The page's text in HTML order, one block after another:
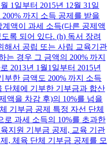
1일부터 2015년 12월 31일
까지 소득 공제를 받을
액이 과세 소득(다른 공제액
록 되어 있다. (h) 독서 장려
해서 공립 또는 사립 교육기관
는 경우 그 금액의 200% 까지
2013년 1월1일부터 2015년
부한 금액도 200% 까지 소득
단체에 기부한 기부금과 합산
액을 차감 후)의 10%를 넘을
기부금 공제 특정 자선 단체
로 과세 소득의 10%를 초과한
지원 기부금 공제, 교육 기관
, 체육 단체 기부금 공제를 모